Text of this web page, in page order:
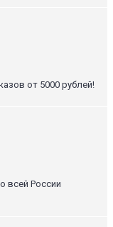
от 5000 рублей!
всей России